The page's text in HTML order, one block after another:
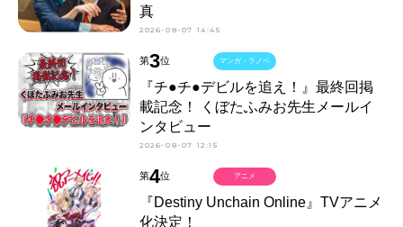
真
2026-08-07 14:45
第3位
『チ●チ●デビルを追え！』最終回掲
載記念！ くぼたふみお先生メールイ
ンタビュー
2026-08-07 12:15
マンガ・ラノベ
第4位
『Destiny Unchain Online』TVアニメ
化決定！
アニメ